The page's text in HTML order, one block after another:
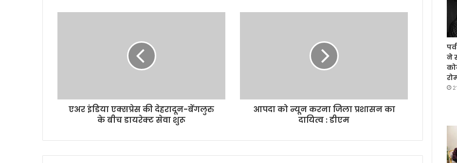
एअर इंडिया एक्सप्रेस की देहरादून-बेंगलुरु
के बीच डायरेक्ट सेवा शुरू
आपदा को न्यून करना जिला प्रशासन का
दायित्व : डीएम
ने